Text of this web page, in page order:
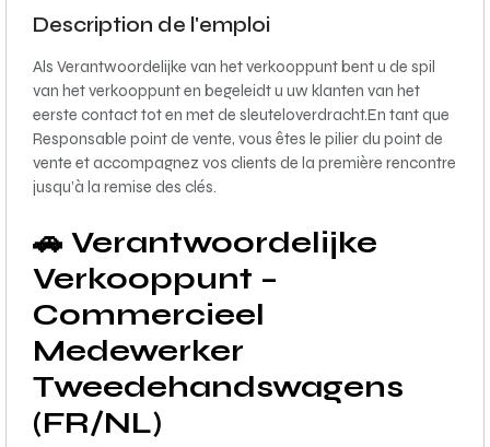
Description de l'emploi
Als Verantwoordelijke van het verkooppunt bent u de spil
van het verkooppunt en begeleidt u uw klanten van het
eerste contact tot en met de sleuteloverdracht.En tant que
Responsable point de vente, vous êtes le pilier du point de
vente et accompagnez vos clients de la première rencontre
jusqu’à la remise des clés.
🚗 Verantwoordelijke
Verkooppunt –
Commercieel
Medewerker
Tweedehandswagens
(FR/NL)